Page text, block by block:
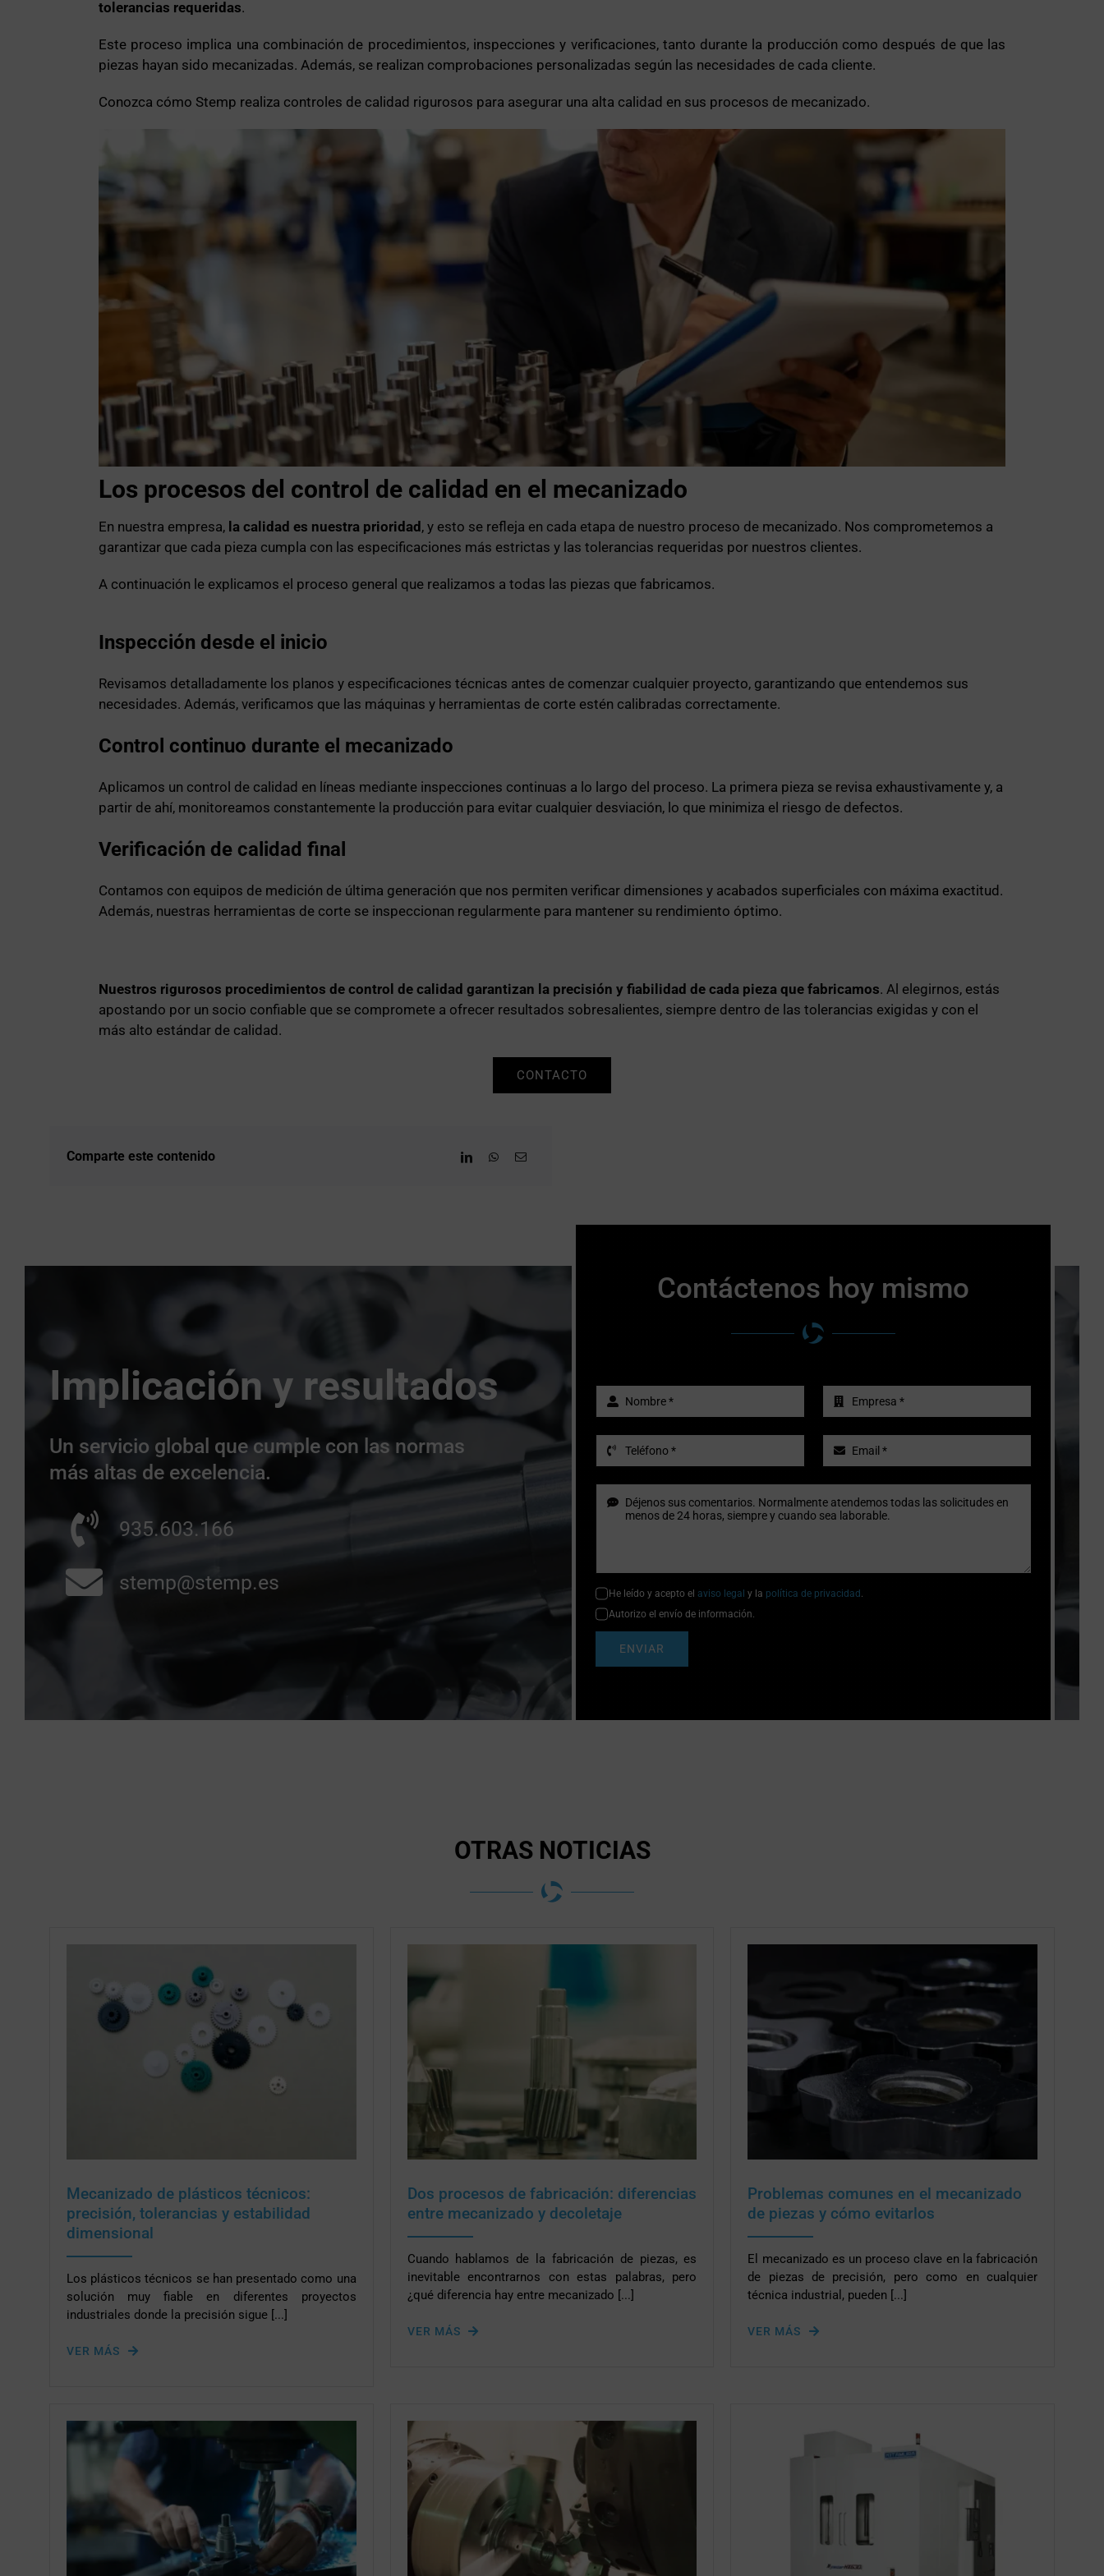
tolerancias requeridas.
Este proceso implica una combinación de procedimientos, inspecciones y verificaciones, tanto durante la producción como después de que las
piezas hayan sido mecanizadas. Además, se realizan comprobaciones personalizadas según las necesidades de cada cliente.
Conozca cómo Stemp realiza controles de calidad rigurosos para asegurar una alta calidad en sus procesos de mecanizado.
Los procesos del control de calidad en el mecanizado
En nuestra empresa, la calidad es nuestra prioridad, y esto se refleja en cada etapa de nuestro proceso de mecanizado. Nos comprometemos a
garantizar que cada pieza cumpla con las especificaciones más estrictas y las tolerancias requeridas por nuestros clientes.
A continuación le explicamos el proceso general que realizamos a todas las piezas que fabricamos.
Inspección desde el inicio
Revisamos detalladamente los planos y especificaciones técnicas antes de comenzar cualquier proyecto, garantizando que entendemos sus
necesidades. Además, verificamos que las máquinas y herramientas de corte estén calibradas correctamente.
Control continuo durante el mecanizado
Aplicamos un control de calidad en líneas mediante inspecciones continuas a lo largo del proceso. La primera pieza se revisa exhaustivamente y, a
partir de ahí, monitoreamos constantemente la producción para evitar cualquier desviación, lo que minimiza el riesgo de defectos.
Verificación de calidad final
Contamos con equipos de medición de última generación que nos permiten verificar dimensiones y acabados superficiales con máxima exactitud.
Además, nuestras herramientas de corte se inspeccionan regularmente para mantener su rendimiento óptimo.
Nuestros rigurosos procedimientos de control de calidad garantizan la precisión y fiabilidad de cada pieza que fabricamos. Al elegirnos, estás
apostando por un socio confiable que se compromete a ofrecer resultados sobresalientes, siempre dentro de las tolerancias exigidas y con el
más alto estándar de calidad.
CONTACTO
Comparte este contenido
Implicación y resultados
Un servicio global que cumple con las normas
más altas de excelencia.
935.603.166
stemp@stemp.es
Contáctenos hoy mismo
He leído y acepto el aviso legal y la política de privacidad .
Autorizo el envío de información.
ENVIAR
OTRAS NOTICIAS
Mecanizado de plásticos técnicos:
precisión, tolerancias y estabilidad
dimensional
Los plásticos técnicos se han presentado como una
solución muy fiable en diferentes proyectos
industriales donde la precisión sigue [...]
VER MÁS
Dos procesos de fabricación: diferencias
entre mecanizado y decoletaje
Cuando hablamos de la fabricación de piezas, es
inevitable encontrarnos con estas palabras, pero
¿qué diferencia hay entre mecanizado [...]
VER MÁS
Problemas comunes en el mecanizado
de piezas y cómo evitarlos
El mecanizado es un proceso clave en la fabricación
de piezas de precisión, pero como en cualquier
técnica industrial, pueden [...]
VER MÁS